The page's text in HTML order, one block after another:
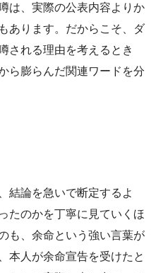
は、実際の公表内容よりか
あります。だからこそ、ダ
される理由を考えるとき
ら膨らんだ関連ワードを分
結論を急いで断定するよ
たのかを丁寧に見ていくほ
も、余命という強い言葉が
本人が余命宣告を受けたと